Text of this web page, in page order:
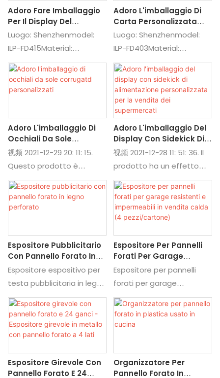
garantire la velocità e la
qualità della produzione.
La cosa più importante è
che abbiamo risorse
supportate dal governo,
quindi siamo
assolutamente
garantire la velocità e la
qualità della produzione.
La cosa più importante è
che abbiamo risorse
supportate dal governo,
quindi siamo
assolutamente
competitivi nel prezzo
Adoro Fare Imballaggio
Per Il Display Del
Pavimento Di Cartone Di
Snack Caramelle
Personalizzati Con
Gancio
Luogo: Shenzhenmodel:
ILP-FD415Material:
cardboards ondulato:
59*35*150 cmcustom:
materiale, dimensioni,
Children Food Snack Suit
per: supermercato,
negozio e varie scene
Adoro L'imballaggio Di
Carta Personalizzata
Con La Fabbrica Di
Stampa Hook
Luogo: Shenzhenmodel:
ILP-FD403Material:
PaperboardCustom:
Materiale, dimensioni,
stampa, opere d'arte per:
vendita di prodotti
supermercati
Adoro L'imballaggio Di
Occhiali Da Sole
Corrugatd Personalizzati
视频 2021-12-29 20: 11: 15.
Questo prodotto è
sicuramente una scelta
sicura per chiunque abbia
qualche tipo di disagio
Adoro L'imballaggio Del
Display Con Sidekick Di
Alimentazione
Personalizzata Per La
Vendita Dei
Supermercati
视频 2021-12-28 11: 51: 36. Il
prodotto ha un effetto
deodorante. La tecnica
antimicrobica e resistente
agli odori viene utilizzata
per prevenire la crescita
dermatofitosi
Espositore Pubblicitario
Con Pannello Forato In
Legno Perforato
Espositore espositivo per
testa pubblicitaria in legno
forato, trova dettagli e
prezzi per espositore in
legno, espositore in legno
da espositore espositivo
legno forato
Espositore Per Pannelli
Forati Per Garage
Resistenti E
Impermeabili In Vendita
Calda (4 Pezzi/cartone)
Espositore per pannelli
forati per garage
impermeabile e resistente
in offerta speciale (4
pezzi/cartone), trova
all'ingrosso da Espositore
Espositore Girevole Con
Pannello Forato E 24
Organizzatore Per
Pannello Forato In